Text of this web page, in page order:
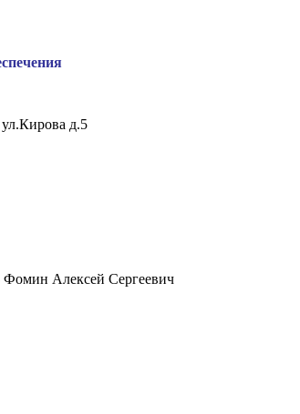
д.5
Фомин Алексей Сергеевич